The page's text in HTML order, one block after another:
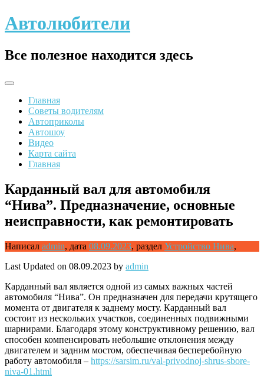
Skip
to
Автолюбители
Все полезное находится здесь
Главная
Советы водителям
Автоприколы
Автошоу
Видео
Карта сайта
Главная
Карданный вал для автомобиля
“Нива”. Предназначение, основные
неисправности, как ремонтировать
Написал admin, дата 08.09.2023, раздел Устройство Нива,
Last Updated on 08.09.2023 by admin
​Карданный вал является одной из самых важных частей
автомобиля “Нива”. Он предназначен для передачи крутящего
момента от двигателя к заднему мосту. Карданный вал
состоит из нескольких участков, соединенных подвижными
шарнирами. Благодаря этому конструктивному решению, вал
способен компенсировать небольшие отклонения между
двигателем и задним мостом, обеспечивая бесперебойную
работу автомобиля – https://sarsim.ru/val-privodnoj-shrus-sbore-
niva-01.html